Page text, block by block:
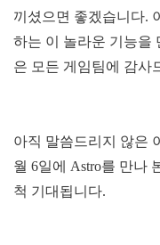
끼셨으면 좋겠습니다.
하는 이 놀라운 기능을
은 모든 게임팀에 감사
아직 말씀드리지 않은
월 6일에 Astro를 만나
척 기대됩니다.